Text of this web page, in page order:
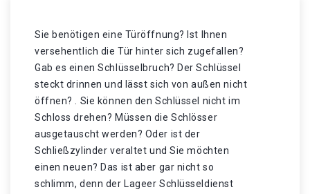
Sie benötigen eine Türöffnung? Ist Ihnen
versehentlich die Tür hinter sich zugefallen?
Gab es einen Schlüsselbruch? Der Schlüssel
steckt drinnen und lässt sich von außen nicht
öffnen? . Sie können den Schlüssel nicht im
Schloss drehen? Müssen die Schlösser
ausgetauscht werden? Oder ist der
Schließzylinder veraltet und Sie möchten
einen neuen? Das ist aber gar nicht so
schlimm, denn der Lageer Schlüsseldienst